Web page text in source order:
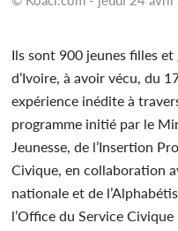
Ils sont 900 jeunes filles
d’Ivoire, à avoir vécu, du
expérience inédite à
programme initié par le
Jeunesse, de l’Insertion
Civique, en collaboration
nationale et de
l’Office du Service Civique